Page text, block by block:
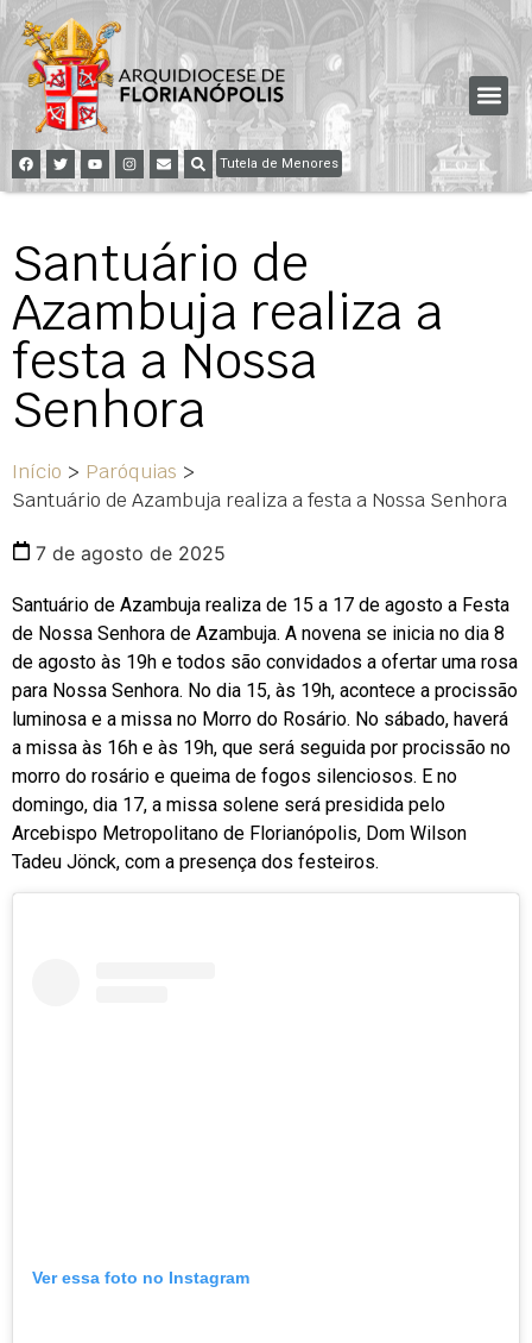
Tutela de Menores
Santuário de
Azambuja realiza a
festa a Nossa
Senhora
Início > Paróquias >
Santuário de Azambuja realiza a festa a Nossa Senhora
7 de agosto de 2025
Santuário de Azambuja realiza de 15 a 17 de agosto a Festa
de Nossa Senhora de Azambuja. A novena se inicia no dia 8
de agosto às 19h e todos são convidados a ofertar uma rosa
para Nossa Senhora. No dia 15, às 19h, acontece a procissão
luminosa e a missa no Morro do Rosário. No sábado, haverá
a missa às 16h e às 19h, que será seguida por procissão no
morro do rosário e queima de fogos silenciosos. E no
domingo, dia 17, a missa solene será presidida pelo
Arcebispo Metropolitano de Florianópolis, Dom Wilson
Tadeu Jönck, com a presença dos festeiros.
Ver essa foto no Instagram